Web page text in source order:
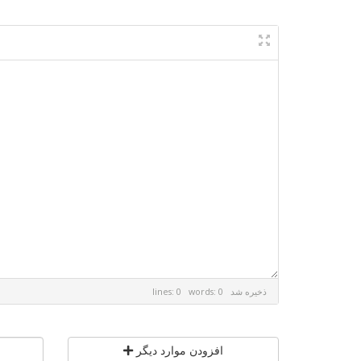
lines: 0 words: 0 ذخیره شد
افزودن موارد دیگر